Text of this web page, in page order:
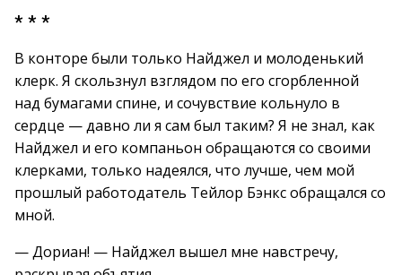
* * *
В конторе были только Найджел и молоденький
клерк. Я скользнул взглядом по его сгорбленной
над бумагами спине, и сочувствие кольнуло в
сердце — давно ли я сам был таким? Я не знал, как
Найджел и его компаньон обращаются со своими
клерками, только надеялся, что лучше, чем мой
прошлый работодатель Тейлор Бэнкс обращался со
мной.
— Дориан! — Найджел вышел мне навстречу,